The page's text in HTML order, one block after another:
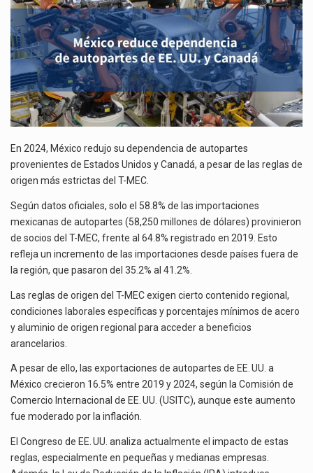
El superávit comercial de México con Estados Unidos alcanzó 102,581 millones de dólares (mdd) en…
El Tribunal Federal de Justicia Administrativa (TFJA), a través de su Segunda Sala Regional en…
UU.
Y
CANADÁ
En 2024, México redujo su dependencia de autopartes
provenientes de Estados Unidos y Canadá, a pesar de las reglas de
origen más estrictas del T-MEC.
Según datos oficiales, solo el 58.8% de las importaciones
mexicanas de autopartes (58,250 millones de dólares) provinieron
de socios del T-MEC, frente al 64.8% registrado en 2019. Esto
refleja un incremento de las importaciones desde países fuera de
la región, que pasaron del 35.2% al 41.2%.
Las reglas de origen del T-MEC exigen cierto contenido regional,
condiciones laborales específicas y porcentajes mínimos de acero
y aluminio de origen regional para acceder a beneficios
arancelarios.
A pesar de ello, las exportaciones de autopartes de EE. UU. a
México crecieron 16.5% entre 2019 y 2024, según la Comisión de
Comercio Internacional de EE. UU. (USITC), aunque este aumento
fue moderado por la inflación.
El Congreso de EE. UU. analiza actualmente el impacto de estas
reglas, especialmente en pequeñas y medianas empresas.